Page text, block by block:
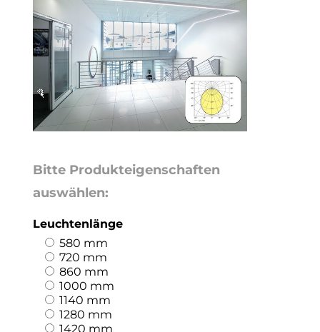
Bitte Produkteigenschaften
auswählen:
Leuchtenlänge
580 mm
720 mm
860 mm
1000 mm
1140 mm
1280 mm
1420 mm